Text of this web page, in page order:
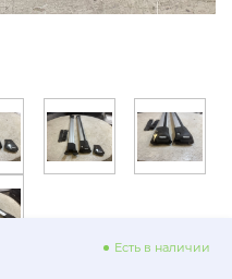
Есть в наличии